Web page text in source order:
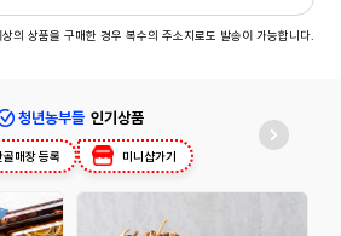
의 상품을 구매한 경우 복수의 주소지로도 발송이 가능합니다.
청년농부들 인기상품
골매장 등록 미니샵가기